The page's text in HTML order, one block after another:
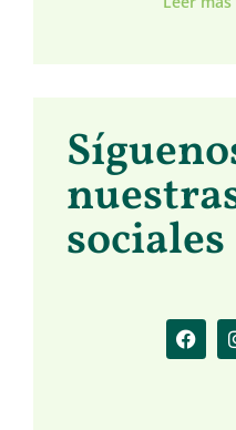
sociales